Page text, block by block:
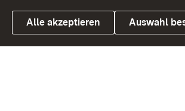
Link zum Landesportal
Alle akzeptieren Auswahl